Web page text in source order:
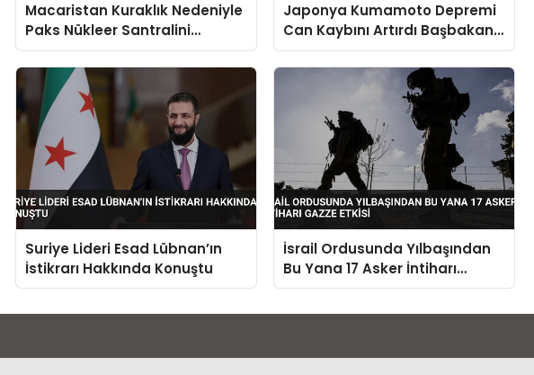
Macaristan Kuraklık Nedeniyle
Paks Nükleer Santralini
Kapatıyor
Japonya Kumamoto Depremi
Can Kaybını Artırdı Başbakan
Takaichi Açıkladı
Suriye Lideri Esad Lübnan’ın
İstikrarı Hakkında Konuştu
İsrail Ordusunda Yılbaşından
Bu Yana 17 Asker İntiharı
Gazze Etkisi